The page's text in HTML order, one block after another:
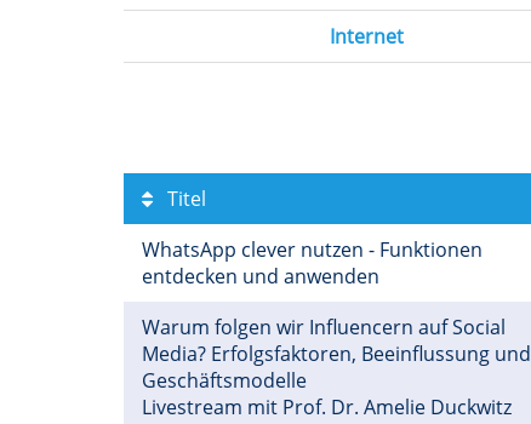
Internet
Titel
WhatsApp clever nutzen - Funktionen
entdecken und anwenden
Warum folgen wir Influencern auf Social
Media? Erfolgsfaktoren, Beeinflussung und
Geschäftsmodelle
Livestream mit Prof. Dr. Amelie Duckwitz